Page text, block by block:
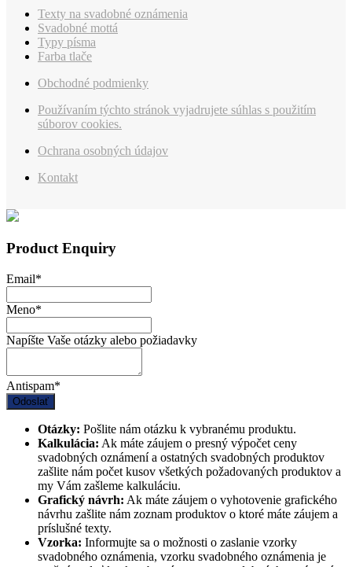
Texty na svadobné oznámenia
Svadobné mottá
Typy písma
Farba tlače
Obchodné podmienky
Používaním týchto stránok vyjadrujete súhlas s použitím
súborov cookies.
Ochrana osobných údajov
Kontakt
Product Enquiry
Email*
Meno*
Napíšte Vaše otázky alebo požiadavky
Antispam*
Odoslať
Otázky: Pošlite nám otázku k vybranému produktu.
Kalkulácia: Ak máte záujem o presný výpočet ceny
svadobných oznámení a ostatných svadobných produktov
zašlite nám počet kusov všetkých požadovaných produktov a
my Vám zašleme kalkuláciu.
Grafický návrh: Ak máte záujem o vyhotovenie grafického
návrhu zašlite nám zoznam produktov o ktoré máte záujem a
príslušné texty.
Vzorka: Informujte sa o možnosti o zaslanie vzorky
svadobného oznámenia, vzorku svadobného oznámenia je